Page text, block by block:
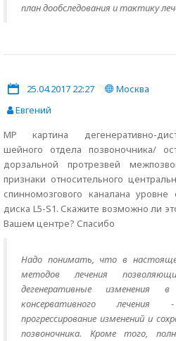
план дообследования и тактику
25.04.2017 22:27
Москва
Евгений
МР картина дегенеративно-
шейного отдела позвоночника/
дорзальной протрезвей
признаки относительного
спинномозгового каналана уровне
диска L5-S1. Скажите возможно ли
Вашем центре? Спасибо
Надо понимать, что в
методов лечения
дегенеративные изменения в
консервативного
прогрессирование изменений и
позвоночника. Кроме того,